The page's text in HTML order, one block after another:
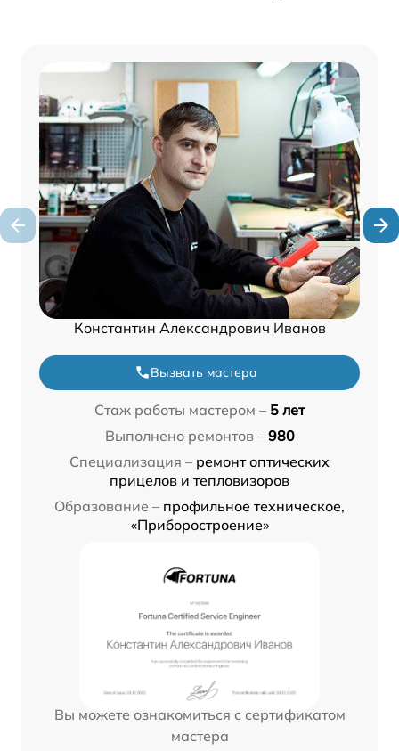
Константин Александрович Иванов
Вызвать мастера
Стаж работы мастером – 5 лет
Выполнено ремонтов – 980
Специализация – ремонт оптических
прицелов и тепловизоров
Образование – профильное техническое,
«Приборостроение»
Вы можете ознакомиться с сертификатом
мастера